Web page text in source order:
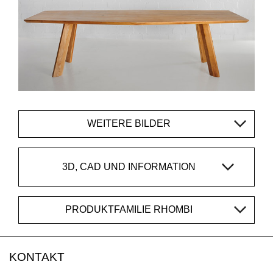
WEITERE BILDER
3D, CAD UND INFORMATION
PRODUKTFAMILIE RHOMBI
KONTAKT